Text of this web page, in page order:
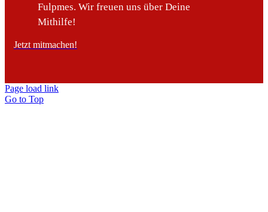
Fulpmes. Wir freuen uns über Deine
Mithilfe!
Jetzt mitmachen!
Page load link
Go to Top